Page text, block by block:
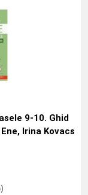
9-10. Ghid
Irina Kovacs